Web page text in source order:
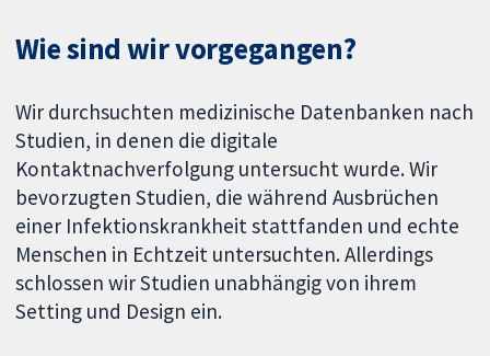
Wie sind wir vorgegangen?
Wir durchsuchten medizinische Datenbanken nach
Studien, in denen die digitale
Kontaktnachverfolgung untersucht wurde. Wir
bevorzugten Studien, die während Ausbrüchen
einer Infektionskrankheit stattfanden und echte
Menschen in Echtzeit untersuchten. Allerdings
schlossen wir Studien unabhängig von ihrem
Setting und Design ein.